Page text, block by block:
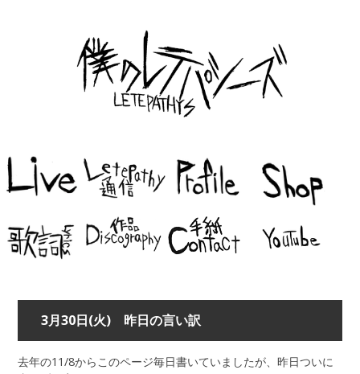
3月30日(火) 昨日の言い訳
去年の11/8からこのページ毎日書いていましたが、昨日ついに